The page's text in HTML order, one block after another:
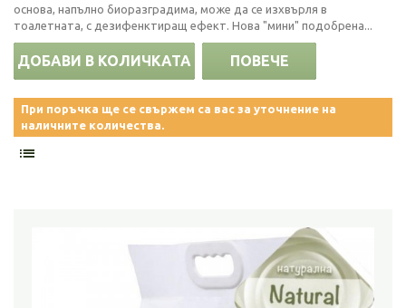
основа, напълно биоразградима, може да се изхвърля в
тоалетната, с дезифенктиращ ефект. Нова "мини" подобрена...
ДОБАВИ В КОЛИЧКАТА ПОВЕЧЕ
При поръчка ще се свържем са вас за уточнение на
наличните количества.